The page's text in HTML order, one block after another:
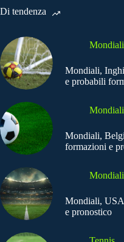
Di tendenza
Mondiali
Mondiali,
e probabili
Mondiali
Mondiali,
formazioni e
Mondiali
Mondiali,
e pronostico